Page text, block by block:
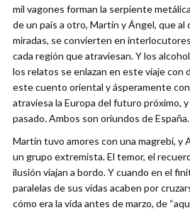
mil vagones forman la serpiente
de un país a otro, Martín y Ángel, que al
miradas, se convierten en
cada región que atraviesan. Y los
los relatos se enlazan en este viaje con
este cuento oriental y ásperamente
atraviesa la Europa del futuro próximo,
pasado. Ambos son oriundos de España.
Martín tuvo amores con una magrebí, y
un grupo extremista. El temor, el
ilusión viajan a bordo. Y cuando en el
paralelas de sus vidas acaben por
cómo era la vida antes de marzo, de